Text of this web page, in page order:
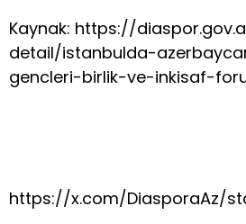
Kaynak: https://
detail/istanbulda-
gencleri-birlik-ve-inkisaf-
https://x.com/DiasporaAz/